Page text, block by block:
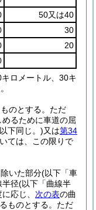
50又は40
30
20
ロメートル、30キ
のとする。 ただ
るために車道の屈
下同じ。)又は第34
ては、この限りで
いた部分(以下「車
半径(以下「曲線半
応じ、 次の表の曲
ものとする。 ただ